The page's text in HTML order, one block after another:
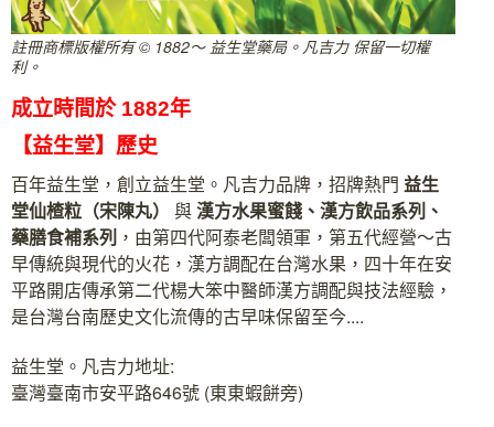
註冊商標版權所有 © 1882～ 益生堂藥局。凡吉力 保留一切權
利。
成立時間於 1882年
【益生堂】歷史
百年益生堂，創立益生堂。凡吉力品牌，招牌熱門 益生
堂仙楂粒（宋陳丸） 與漢方水果蜜餞、漢方飲品系列、
藥膳食補系列 ，由第四代阿泰老闆領軍，第五代經營～古
早傳統與現代的火花，漢方調配在台灣水果，四十年在安
平路開店傳承第二代楊大笨中醫師漢方調配與技法經驗，
是台灣台南歷史文化流傳的古早味保留至今....
益生堂。凡吉力地址:
臺灣臺南市安平路646號 (東東蝦餅旁)